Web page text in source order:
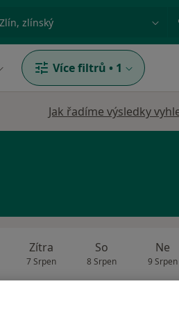
Město nebo region
Více filtrů • 1
Jak řadíme výsledky
Zítra
7 Srpen
So
8 Srpen
Ne
9 Srpen